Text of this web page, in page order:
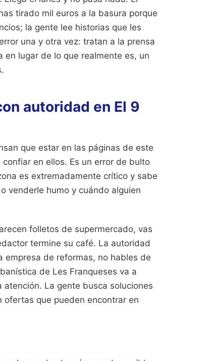
tirado mil euros a la basura porque
la gente lee historias que les
una y otra vez: tratan a la prensa
lugar de lo que realmente es, un
autoridad en El 9
que estar en las páginas de este
en ellos. Es un error de bulto
es extremadamente crítico y sabe
venderle humo y cuándo alguien
folletos de supermercado, vas
termine su café. La autoridad
empresa de reformas, no hables de
de Les Franqueses va a
La gente busca soluciones
ofertas que pueden encontrar en